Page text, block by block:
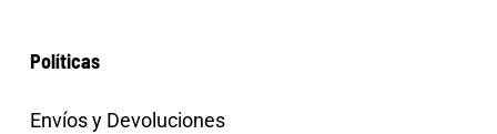
Políticas
Envíos y Devoluciones